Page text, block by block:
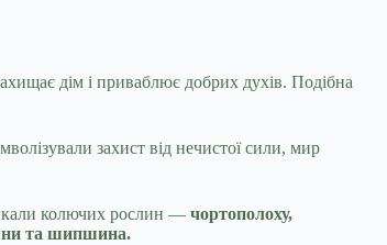
дім і приваблює добрих духів. Подібна
захист від нечистої сили, мир
колючих рослин — чортополоху,
та шипшина.